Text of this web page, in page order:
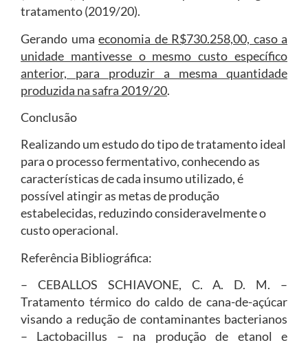
tratamento (2019/20).
Gerando uma economia de R$730.258,00, caso a
unidade mantivesse o mesmo custo específico
anterior, para produzir a mesma quantidade
produzida na safra 2019/20.
Conclusão
Realizando um estudo do tipo de tratamento ideal
para o processo fermentativo, conhecendo as
características de cada insumo utilizado, é
possível atingir as metas de produção
estabelecidas, reduzindo consideravelmente o
custo operacional.
Referência Bibliográfica:
– CEBALLOS SCHIAVONE, C. A. D. M. –
Tratamento térmico do caldo de cana-de-açúcar
visando a redução de contaminantes bacterianos
– Lactobacillus – na produção de etanol e